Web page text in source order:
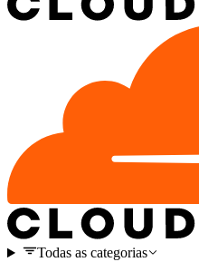
Todas as categorias